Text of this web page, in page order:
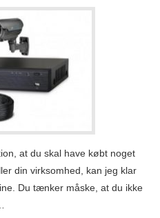
at du skal have købt noget
din virksomhed, kan jeg klar
Du tænker måske, at du ikke